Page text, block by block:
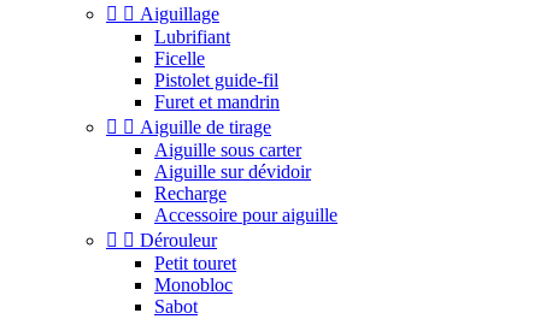
  Aiguillage
Lubrifiant
Ficelle
Pistolet guide-fil
Furet et mandrin
  Aiguille de tirage
Aiguille sous carter
Aiguille sur dévidoir
Recharge
Accessoire pour aiguille
  Dérouleur
Petit touret
Monobloc
Sabot